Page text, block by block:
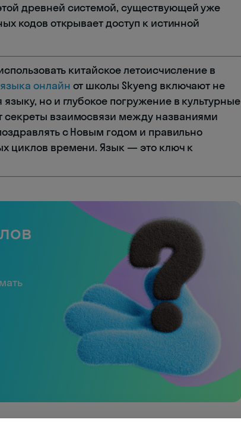
древней системой, существующей уже
кодов открывает доступ к истинной
китайское летоисчисление в
онлайн от школы Skyeng включают не
но и глубокое погружение в культурные
секреты взаимосвязи между названиями
с Новым годом и правильно
циклов времени. Язык — это ключ к